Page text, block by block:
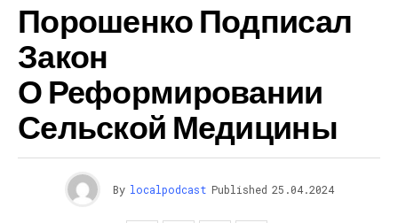
Порошенко Подписал
Закон
О Реформировании
Сельской Медицины
By localpodcast Published 25.04.2024